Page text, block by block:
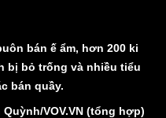
Biển đảobán ế ẩm, hơn 200 ki
bị bỏ trống và nhiều tiểu
bán quầy.
Quỳnh/VOV.VN (tổng hợp)